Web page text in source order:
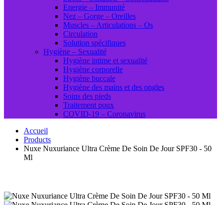
Energie – Immunité
Nez – Gorge – Oreilles
Muscles – Articulations – Os
Circulation
Solution spécifiques
Hygiène – Sexualité
Hygiène intime et sexualité
Hygiène corporelle
Hygiène buccale
Hygiène des mains et des ongles
Soins des pieds
Traitement poux
COVID-19 – Coronavirus
Accueil
Products
Nuxe Nuxuriance Ultra Crème De Soin De Jour SPF30 - 50
Ml